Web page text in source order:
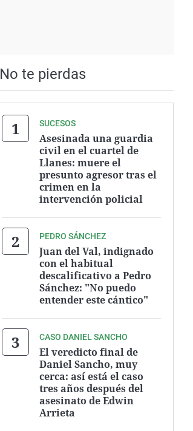
No te pierdas
SUCESOS
Asesinada una guardia
civil en el cuartel de
Llanes: muere el
presunto agresor tras el
crimen en la
intervención policial
PEDRO SÁNCHEZ
Juan del Val, indignado
con el habitual
descalificativo a Pedro
Sánchez: "No puedo
entender este cántico"
CASO DANIEL SANCHO
El veredicto final de
Daniel Sancho, muy
cerca: así está el caso
tres años después del
asesinato de Edwin
Arrieta